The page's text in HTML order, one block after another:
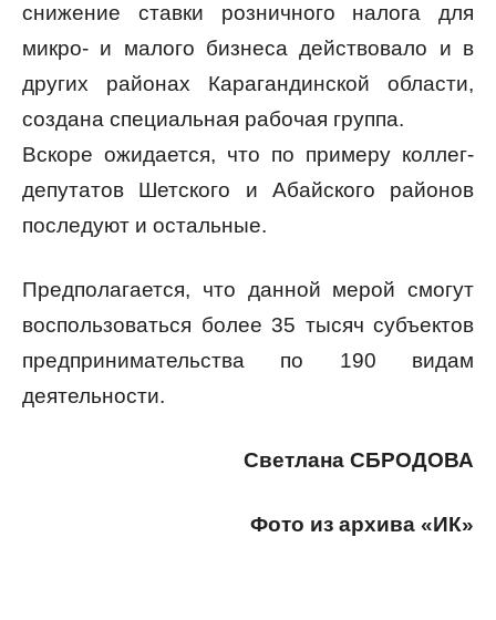
снижение ставки розничного налога для
микро- и малого бизнеса действовало и в
других районах Карагандинской области,
создана специальная рабочая группа.
Вскоре ожидается, что по примеру коллег-
депутатов Шетского и Абайского районов
последуют и остальные.
Предполагается, что данной мерой смогут
воспользоваться более 35 тысяч субъектов
предпринимательства по 190 видам
деятельности.
Светлана СБРОДОВА
Фото из архива «ИК»